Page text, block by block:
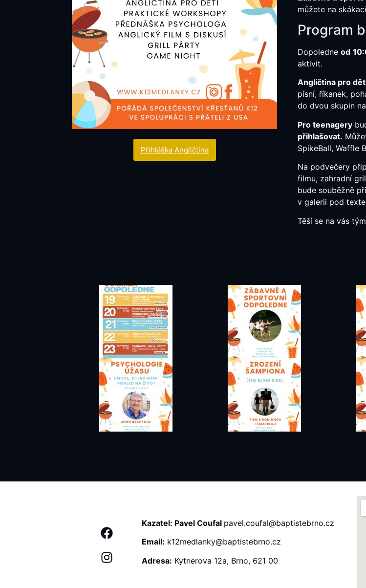
Přihláška Angličtina
můžete na
Program
Dopoledne od
aktivit.
Angličtina pro
písní, říkanek,
do dvou skupin
Pro teenagery
přihlašovat.
SpikeBall, Waffle
Na podvečery
filmu, zahradní
bude souběžně
v galerii pod
Těší se na vás
Kazatel: Pavel Coufal pavel.coufal@baptistebrno.cz
Email: k12medlanky@baptistebrno.cz
Adresa: Kytnerova 12a, Brno, 621 00